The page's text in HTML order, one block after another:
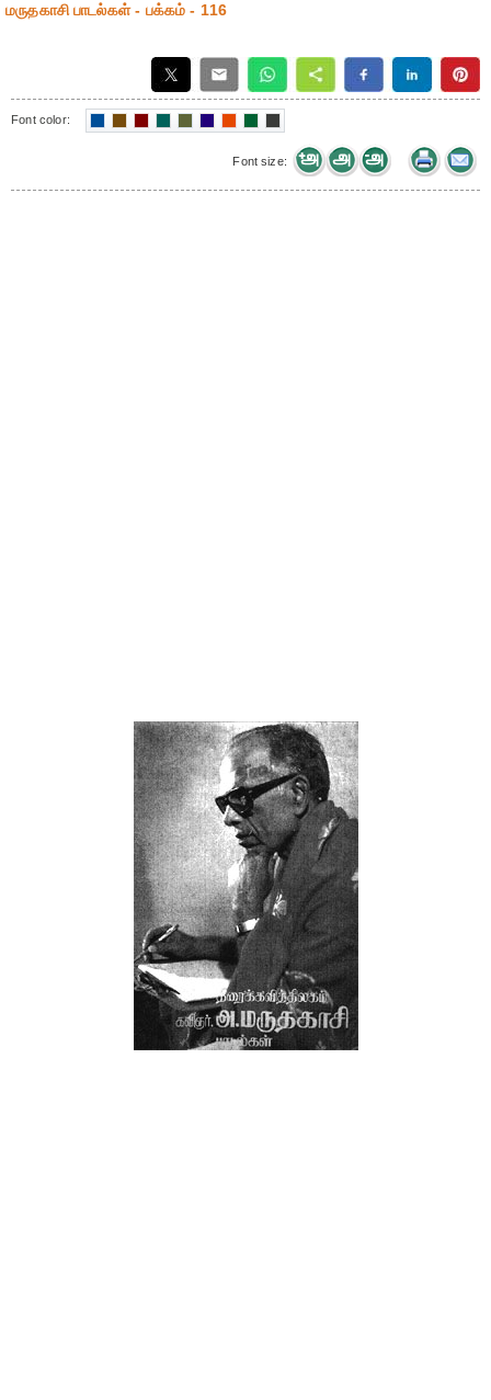
மருதகாசி பாடல்கள் - பக்கம் - 116
Font color:
Font size: